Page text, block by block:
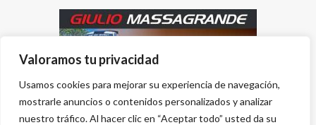
Valoramos tu privacidad
Usamos cookies para mejorar su experiencia de navegación,
mostrarle anuncios o contenidos personalizados y analizar
nuestro tráfico. Al hacer clic en “Aceptar todo” usted da su